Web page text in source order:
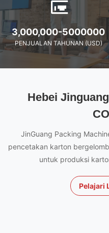
3,000,000-5000000
PENJUALAN TAHUNAN (USD)
Hebei
JinGuang Packing
pencetakan karton
untuk produksi
Pelajari